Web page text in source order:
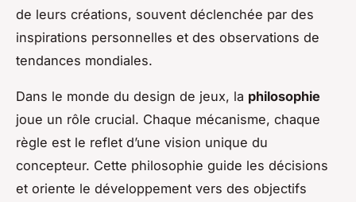
de leurs créations, souvent déclenchée par des
inspirations personnelles et des observations de
tendances mondiales.
Dans le monde du design de jeux, la philosophie
joue un rôle crucial. Chaque mécanisme, chaque
règle est le reflet d’une vision unique du
concepteur. Cette philosophie guide les décisions
et oriente le développement vers des objectifs